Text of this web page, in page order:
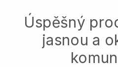
Úspěšný
jasnou a